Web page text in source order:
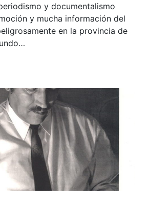
y documentalismo
y mucha información del
en la provincia de